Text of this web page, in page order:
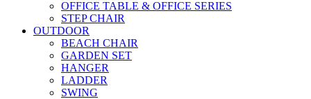
OFFICE TABLE & OFFICE SERIES
STEP CHAIR
OUTDOOR
BEACH CHAIR
GARDEN SET
HANGER
LADDER
SWING